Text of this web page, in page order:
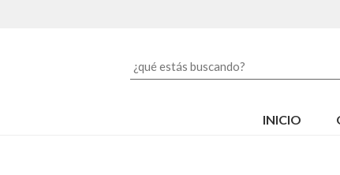
INICIO